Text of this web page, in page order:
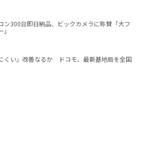
ン300台即日納品、ビックカメラに称賛「大フ
にくい」改善なるか ドコモ、最新基地局を全国